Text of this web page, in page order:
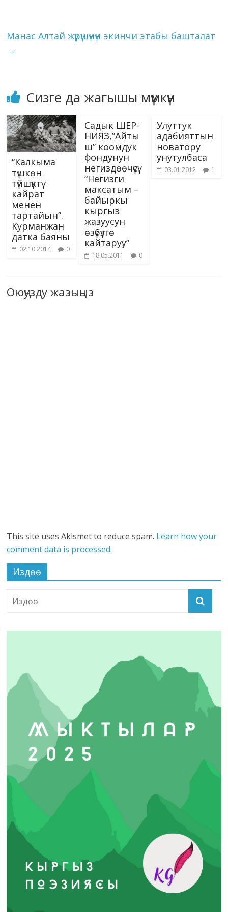
терең…
ni
k
Манас Алтай жүрүшүнүн экинчи этабы башталат
→
Сизге да жагышы мүмкүн
“Калкыма
түшкөн
түйшүктү
кайрат
менен
тартайын”.
Курманжан
датка баяны
02.10.2014 0
Садык ШЕР-
НИЯЗ,”Айты
ш” коомдук
фондунун
негиздөөчүсү:
“Негизги
максатым –
байыркы
кыргыз
жазуусун
өзүбүзгө
кайтаруу”
18.05.2011 0
Улуттук
адабияттын
новатору
унутулбаса
03.01.2012 1
Оюңузду жазыңыз
This site uses Akismet to reduce spam. Learn how your
comment data is processed.
Издөө